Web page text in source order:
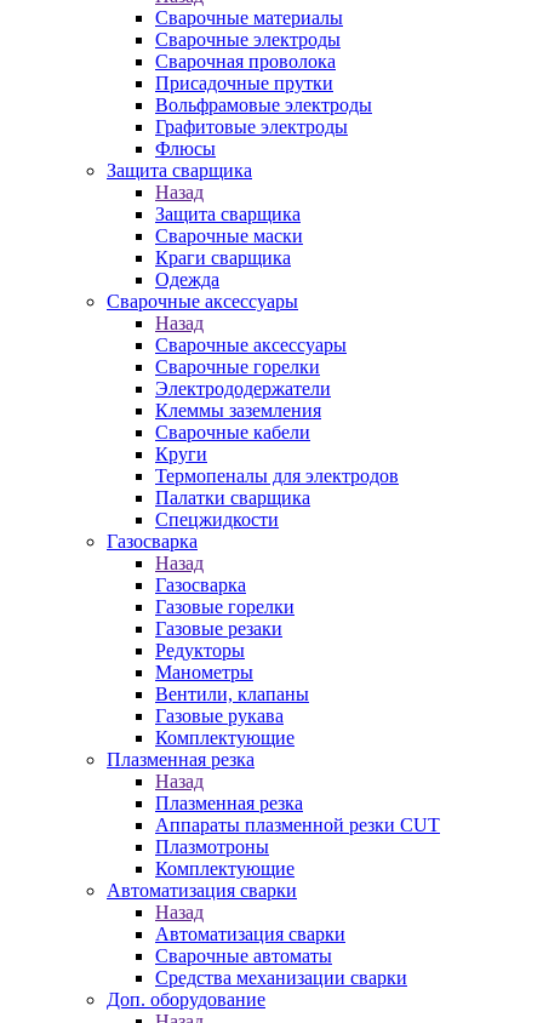
Сварочные материалы
Сварочные электроды
Сварочная проволока
Присадочные прутки
Вольфрамовые электроды
Графитовые электроды
Флюсы
Защита сварщика
Назад
Защита сварщика
Сварочные маски
Краги сварщика
Одежда
Сварочные аксессуары
Назад
Сварочные аксессуары
Сварочные горелки
Электрододержатели
Клеммы заземления
Сварочные кабели
Круги
Термопеналы для электродов
Палатки сварщика
Спецжидкости
Газосварка
Назад
Газосварка
Газовые горелки
Газовые резаки
Редукторы
Манометры
Вентили, клапаны
Газовые рукава
Комплектующие
Плазменная резка
Назад
Плазменная резка
Аппараты плазменной резки CUT
Плазмотроны
Комплектующие
Автоматизация сварки
Назад
Автоматизация сварки
Сварочные автоматы
Средства механизации сварки
Доп. оборудование